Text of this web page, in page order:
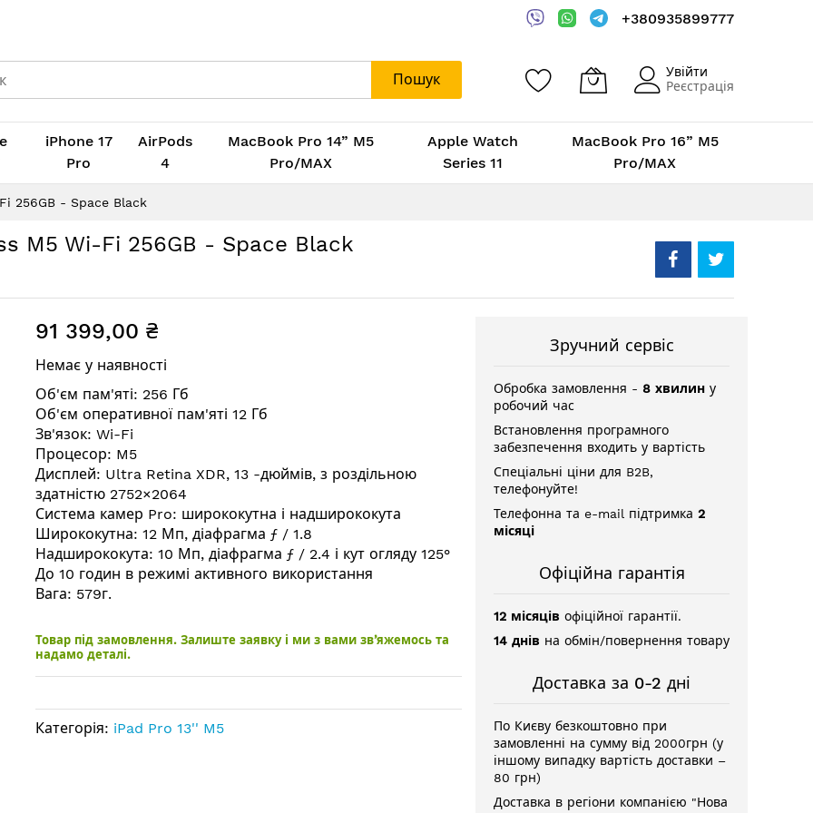
+380935899777
Пошук
Увійти
Реєстрація
iPhone 17
Pro
AirPods
4
MacBook Pro 14” M5
Pro/MAX
Apple Watch
Series 11
MacBook Pro 16” M5
Pro/MAX
256GB - Space Black
M5 Wi-Fi 256GB - Space Black
91 399,00 ₴
Немає у наявності
Об'єм пам'яті: 256 Гб
Об'єм оперативної пам'яті 12 Гб
Зв'язок: Wi-Fi
Процесор: M5
Дисплей: Ultra Retina XDR, 13 -дюймів, з роздільною
здатністю 2752×2064
Система камер Pro: ширококутна і надширококута
Ширококутна: 12 Мп, діафрагма ƒ / 1.8
Надширококута: 10 Мп, діафрагма ƒ / 2.4 і кут огляду 125°
До 10 годин в режимі активного використання
Вага: 579г.
Товар під замовлення. Залиште заявку і ми з вами зв’яжемось та
надамо деталі.
Категорія: iPad Pro 13'' M5
Зручний сервіс
Обробка замовлення - 8 хвилин у
робочий час
Встановлення програмного
забезпечення входить у вартість
Спеціальні ціни для B2B,
телефонуйте!
Телефонна та e-mail підтримка 2
місяці
Офіційна гарантія
12 місяців офіційної гарантії.
14 днів на обмін/повернення товару
Доставка за 0-2 дні
По Києву безкоштовно при
замовленні на сумму від 2000грн (у
іншому випадку вартість доставки –
80 грн)
Доставка в регіони компанією "Нова